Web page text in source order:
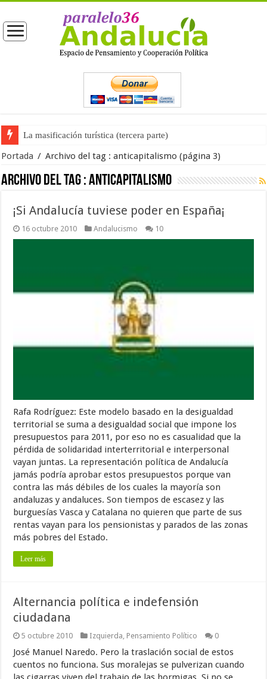
La masificación turística (tercera parte)
La opinión pública ante las próximas elecciones generales
Portada / Archivo del tag :anticapitalismo (página 3)
Archivo del tag :anticapitalismo
¡Si Andalucía tuviese poder en España¡
16 octubre 2010 Andalucismo 10
Rafa Rodríguez: Este modelo basado en la desigualdad
territorial se suma a desigualdad social que impone los
presupuestos para 2011, por eso no es casualidad que la
pérdida de solidaridad interterritorial e interpersonal
vayan juntas. La representación política de Andalucía
jamás podría aprobar estos presupuestos porque van
contra las más débiles de los cuales la mayoría son
andaluzas y andaluces. Son tiempos de escasez y las
burguesías Vasca y Catalana no quieren que parte de sus
rentas vayan para los pensionistas y parados de las zonas
más pobres del Estado.
Leer más
Alternancia política e indefensión
ciudadana
5 octubre 2010 Izquierda, Pensamiento Político 0
José Manuel Naredo. Pero la traslación social de estos
cuentos no funciona. Sus moralejas se pulverizan cuando